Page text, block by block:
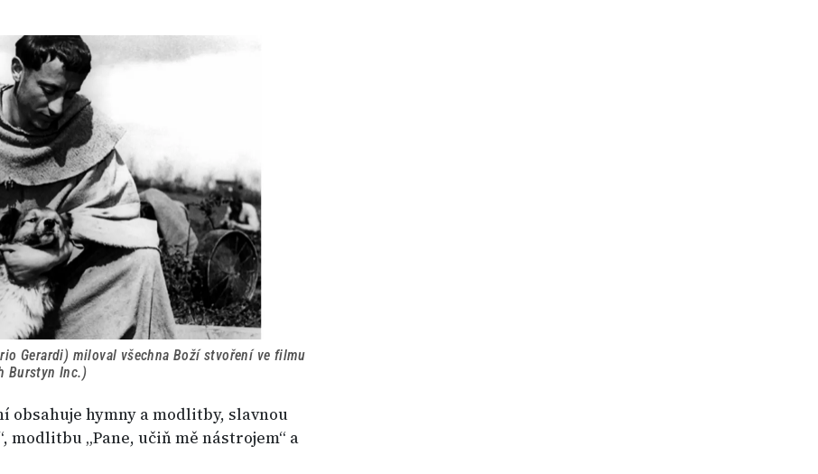
Gerardi) miloval všechna Boží stvoření ve filmu
Burstyn Inc.)
obsahuje hymny a modlitby, slavnou
modlitbu „Pane, učiň mě nástrojem“ a